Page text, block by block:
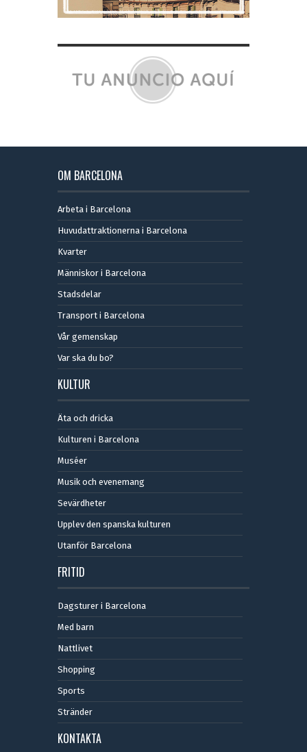
OM BARCELONA
Arbeta i Barcelona
Huvudattraktionerna i Barcelona
Kvarter
Människor i Barcelona
Stadsdelar
Transport i Barcelona
Vår gemenskap
Var ska du bo?
KULTUR
Äta och dricka
Kulturen i Barcelona
Muséer
Musik och evenemang
Sevärdheter
Upplev den spanska kulturen
Utanför Barcelona
FRITID
Dagsturer i Barcelona
Med barn
Nattlivet
Shopping
Sports
Stränder
KONTAKTA